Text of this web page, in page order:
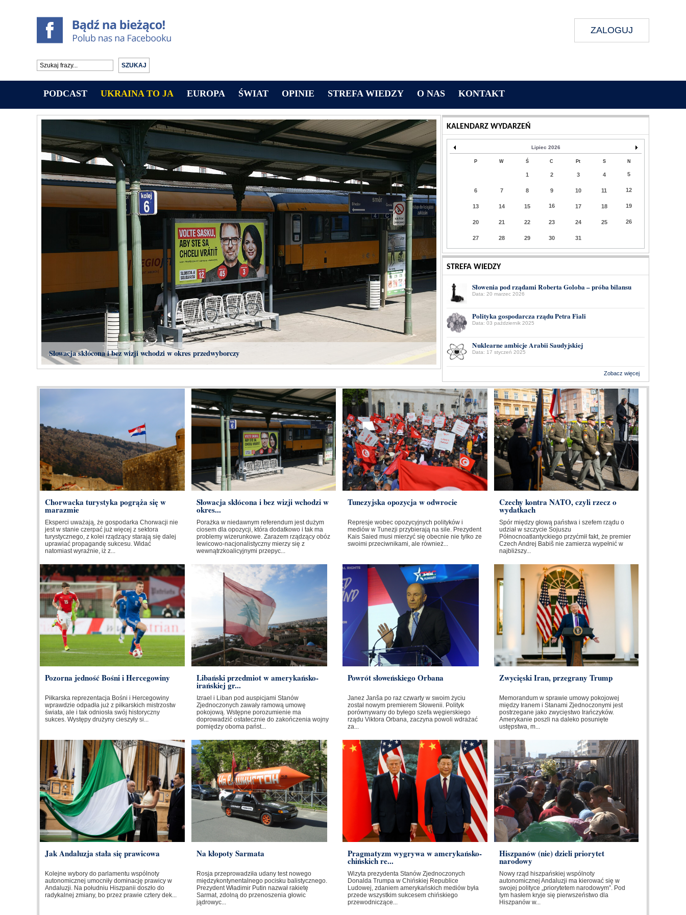
ZALOGUJ
PODCAST UKRAINA TO JA EUROPA ŚWIAT OPINIE STREFA WIEDZY O NAS KONTAKT
Słowacja skłócona i bez wizji wchodzi w okres przedwyborczy
KALENDARZ WYDARZEŃ
Lipiec 2026
P W Ś C Pt S N
1 2 3 4 5
6 7 8 9 10 11 12
13 14 15 16 17 18 19
20 21 22 23 24 25 26
27 28 29 30 31
STREFA WIEDZY
Słowenia pod rządami Roberta Goloba – próba bilansu
Data: 20 marzec 2026
Polityka gospodarcza rządu Petra Fiali
Data: 03 październik 2025
Nuklearne ambicje Arabii Saudyjskiej
Data: 17 styczeń 2025
Zobacz więcej
Wykonanie:Delta Interactive
Chorwacka turystyka pogrąża się w
marazmie
Eksperci uważają, że gospodarka Chorwacji nie
jest w stanie czerpać już więcej z sektora
turystycznego, z kolei rządzący starają się dalej
uprawiać propagandę sukcesu. Widać
natomiast wyraźnie, iż z...
Słowacja skłócona i bez wizji wchodzi w
okres...
Porażka w niedawnym referendum jest dużym
ciosem dla opozycji, która dodatkowo i tak ma
problemy wizerunkowe. Zarazem rządzący obóz
lewicowo-nacjonalistyczny mierzy się z
wewnątrzkoalicyjnymi przepyc...
Tunezyjska opozycja w odwrocie
Represje wobec opozycyjnych polityków i
mediów w Tunezji przybierają na sile. Prezydent
Kais Saied musi mierzyć się obecnie nie tylko ze
swoimi przeciwnikami, ale również...
Czechy kontra NATO, czyli rzecz o
wydatkach
Spór między głową państwa i szefem rządu o
udział w szczycie Sojuszu
Północnoatlantyckiego przyćmił fakt, że premier
Czech Andrej Babiš nie zamierza wypełnić w
najbliższy...
Pozorna jedność Bośni i Hercegowiny
Piłkarska reprezentacja Bośni i Hercegowiny
wprawdzie odpadła już z piłkarskich mistrzostw
świata, ale i tak odniosła swój historyczny
sukces. Występy drużyny cieszyły si...
Libański przedmiot w amerykańsko-
irańskiej gr...
Izrael i Liban pod auspicjami Stanów
Zjednoczonych zawały ramową umowę
pokojową. Wstępne porozumienie ma
doprowadzić ostatecznie do zakończenia wojny
pomiędzy oboma państ...
Powrót słoweńskiego Orbana
Janez Janša po raz czwarty w swoim życiu
został nowym premierem Słowenii. Polityk
porównywany do byłego szefa węgierskiego
rządu Viktora Orbana, zaczyna powoli wdrażać
za...
Zwycięski Iran, przegrany Trump
Memorandum w sprawie umowy pokojowej
między Iranem i Stanami Zjednoczonymi jest
postrzegane jako zwycięstwo Irańczyków.
Amerykanie poszli na daleko posunięte
ustępstwa, m...
Jak Andaluzja stała się prawicowa
Kolejne wybory do parlamentu wspólnoty
autonomicznej umocniły dominację prawicy w
Andaluzji. Na południu Hiszpanii doszło do
radykalnej zmiany, bo przez prawie cztery dek...
Na kłopoty Sarmata
Rosja przeprowadziła udany test nowego
międzykontynentalnego pocisku balistycznego.
Prezydent Władimir Putin nazwał rakietę
Sarmat, zdolną do przenoszenia głowic
jądrowyc...
Pragmatyzm wygrywa w amerykańsko-
chińskich re...
Wizyta prezydenta Stanów Zjednoczonych
Donalda Trumpa w Chińskiej Republice
Ludowej, zdaniem amerykańskich mediów była
przede wszystkim sukcesem chińskiego
przewodniczące...
Hiszpanów (nie) dzieli priorytet
narodowy
Nowy rząd hiszpańskiej wspólnoty
autonomicznej Andaluzji ma kierować się w
swojej polityce „priorytetem narodowym”. Pod
tym hasłem kryje się pierwszeństwo dla
Hiszpanów w...